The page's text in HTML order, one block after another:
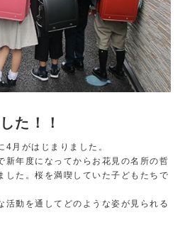
た！！
4月がはじまりました。
新年度になってからお花見の名所の哲
した。桜を満喫していた子どもたちで
活動を通してどのような姿が見られる